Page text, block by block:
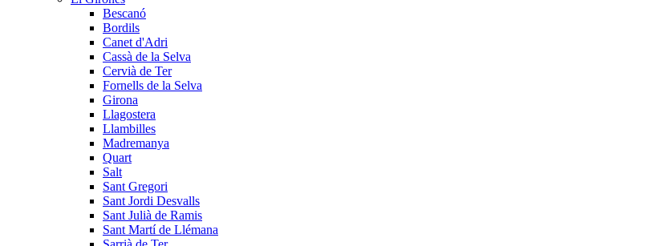
Bescanó
Bordils
Canet d'Adri
Cassà de la Selva
Cervià de Ter
Fornells de la Selva
Girona
Llagostera
Llambilles
Madremanya
Quart
Salt
Sant Gregori
Sant Jordi Desvalls
Sant Julià de Ramis
Sant Martí de Llémana